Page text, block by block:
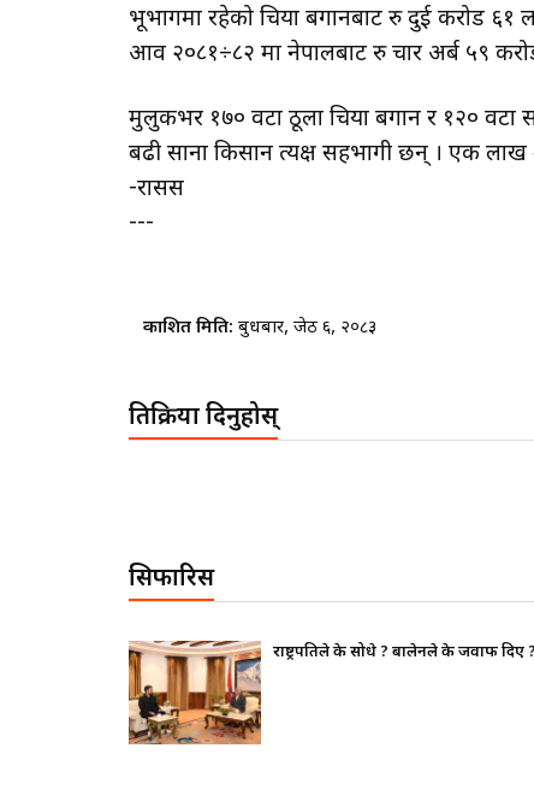
भूभागमा रहेको चिया बगानबाट रु दुई करोड ६१
आव २०८१÷८२ मा नेपालबाट रु चार अर्ब ५९
मुलुकभर १७० वटा ठूला चिया बगान र १२० वटा
बढी साना किसान प्रत्यक्ष सहभागी छन् । एक
-रासस
---
प्रकाशित मिति: बुधबार, जेठ ६, २०८३
प्रतिक्रिया दिनुहोस्
सिफारिस
राष्ट्रपतिले के सोधे ? बालेनले के जवाफ दिए ?